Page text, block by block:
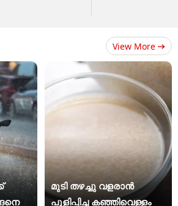
View More
മുടി തഴച്ചു വളരാൻ
പുളിപ്പിച്ച കഞ്ഞിവെള്ളം